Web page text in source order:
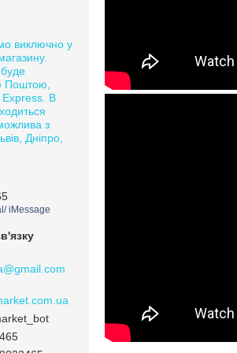
виключно у
Поштою,
В
з
Дніпро,
iMessage